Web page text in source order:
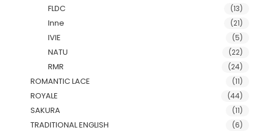
FLDC (13)
Inne (21)
IVIE (5)
NATU (22)
RMR (24)
ROMANTIC LACE (11)
ROYALE (44)
SAKURA (11)
TRADITIONAL ENGLISH (6)